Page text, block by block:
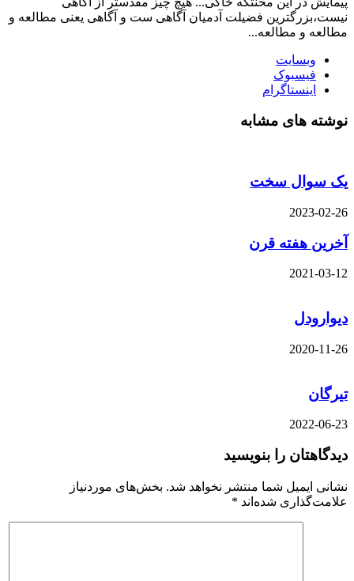
نیست،بزرگترین فضیلت آدمیان آگاهی ست و آگاهی یعنی مطالعه و
مطالعه و مطالعه...
وبسایت
فیسبوک
اینستاگرام
نوشته های مشابه
یک سوال سخت
2023-02-26
آخرین هفته قرن
2021-03-12
دیوارودل
2020-11-26
تیرگان
2022-06-23
دیدگاهتان را بنویسید
نشانی ایمیل شما منتشر نخواهد شد. بخش‌های موردنیاز
علامت‌گذاری شده‌اند *